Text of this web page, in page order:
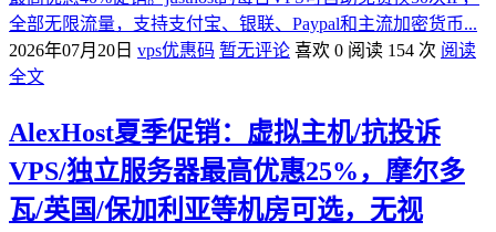
全部无限流量，支持支付宝、银联、Paypal和主流加密货币...
2026年07月20日 vps优惠码 暂无评论 喜欢 0 阅读 154 次 阅读
全文
AlexHost夏季促销：虚拟主机/抗投诉
VPS/独立服务器最高优惠25%，摩尔多
瓦/英国/保加利亚等机房可选，无视